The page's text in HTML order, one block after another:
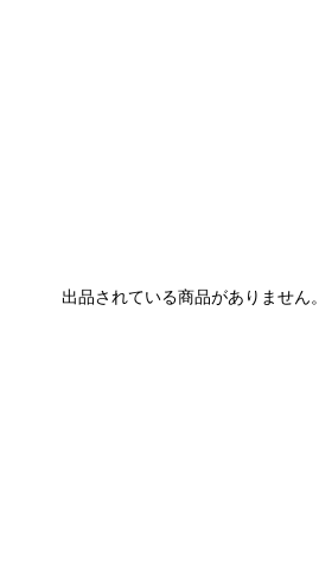
出品されている商品がありません。